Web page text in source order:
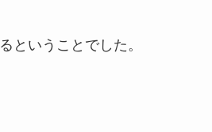
ということでした。